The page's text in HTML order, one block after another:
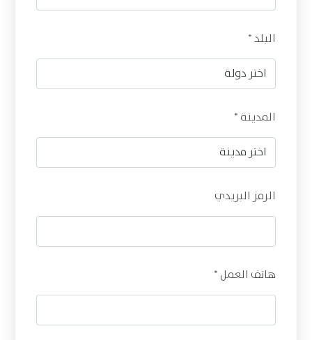
البلد *
المدينة *
الرمز البريدي
هاتف العمل *